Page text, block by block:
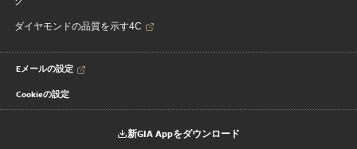
ダイヤモンドの品質を示す4C
Eメールの設定
Cookieの設定
新GIA Appをダウンロード